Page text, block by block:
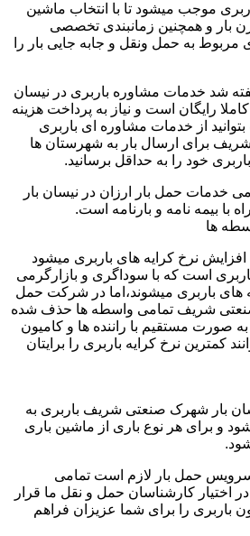
موجب میشود تا با انتخاب ماشین
بار و همچنین زمانبندی تخصصی
مربوط به حمل ونقل و جابه جایی بار را
شد خدمات مشاوره باربری در نیسان
رایگان است و نیاز به پرداخت هزینه
از خدمات مشاوره ای باربری
برای ارسال بار به شهرستان ها
خود را به حداقل برسانید.
خدمات حمل بار ارزان در نیسان بار
بیمه نامه و بارنامه است.
ها
نرخ کرایه های باربری میشود
است که با سوداگری و بازارگرمی
های باربری میشوند،اما در شرکت حمل
شریف تمامی واسطه ها حذف شده
صورت مستقیم با راننده ها و کامیون
کمترین نرخ کرایه باربری را برایتان
بار شهرک صنعتی شریف باربری به
و برای هر نوع باری از ماشین باری
حمل بار لازم است تمامی
اختیار کارشناسان حمل و نقل ما قرار
باربری را برای شما عزیزان فراهم